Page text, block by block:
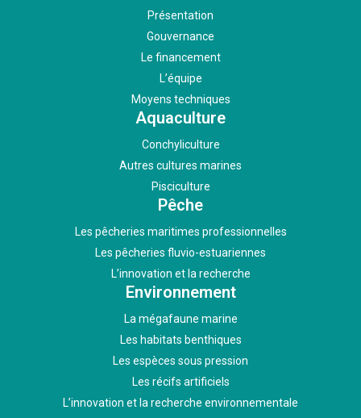
Présentation
Gouvernance
Le financement
L’équipe
Moyens techniques
Aquaculture
Conchyliculture
Autres cultures marines
Pisciculture
Pêche
Les pêcheries maritimes professionnelles
Les pêcheries fluvio-estuariennes
L’innovation et la recherche
Environnement
La mégafaune marine
Les habitats benthiques
Les espèces sous pression
Les récifs artificiels
L’innovation et la recherche environnementale